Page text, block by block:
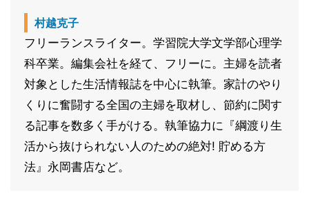
村越克子
フリーランスライター。学習院大学文学部心理学
科卒業。編集会社を経て、フリーに。主婦を読者
対象とした生活情報誌を中心に執筆。家計のやり
くりに奮闘する全国の主婦を取材し、節約に関す
る記事を数多く手がける。執筆協力に『綱渡り生
活から抜けられない人のための絶対! 貯める方
法』永岡書店など。